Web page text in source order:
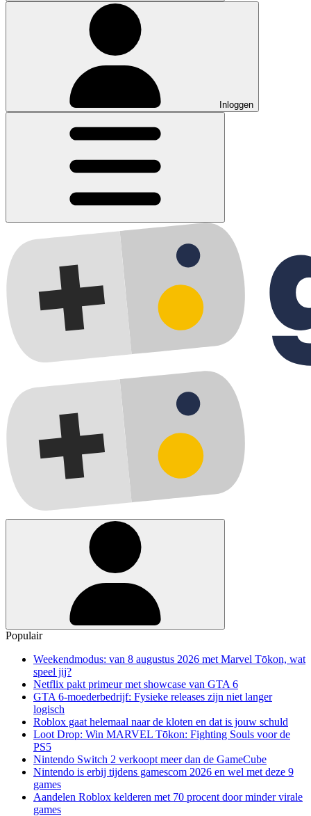
Inloggen
Populair
Weekendmodus: van 8 augustus 2026 met Marvel Tōkon, wat
speel jij?
Netflix pakt primeur met showcase van GTA 6
GTA 6-moederbedrijf: Fysieke releases zijn niet langer
logisch
Roblox gaat helemaal naar de kloten en dat is jouw schuld
Loot Drop: Win MARVEL Tōkon: Fighting Souls voor de
PS5
Nintendo Switch 2 verkoopt meer dan de GameCube
Nintendo is erbij tijdens gamescom 2026 en wel met deze 9
games
Aandelen Roblox kelderen met 70 procent door minder virale
games